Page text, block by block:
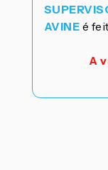
AVINE é
A